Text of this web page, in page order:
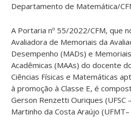
Departamento de Matemática/
A Portaria nº 55/2022/CFM, que
Avaliadora de Memoriais da
Desempenho (MADs) e
Acadêmicas (MAAs) do docente
Ciências Físicas e Matemáticas
à promoção à Classe E, é
Gerson Renzetti Ouriques (UFSC
Martinho da Costa Araújo